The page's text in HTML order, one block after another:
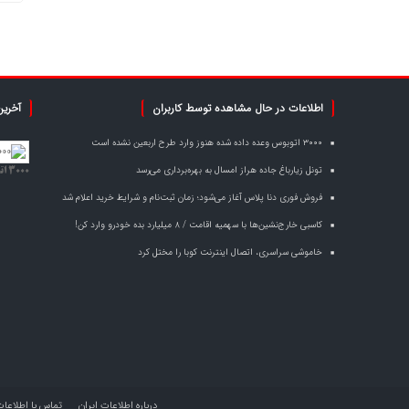
اطلاعات در حال مشاهده توسط کاربران
۳۰۰۰ اتوبوس وعده داده شده هنوز وارد طرح اربعین نشده است
تونل زیارباغ جاده هراز امسال به بهره‌برداری می‌رسد
فروش فوری دنا پلاس آغاز می‌شود؛ زمان ثبت‌نام و شرایط خرید اعلام شد
کاسبی خارج‌نشین‌ها با سهمیه اقامت / ۸ میلیارد بده خودرو وارد کن!
خاموشی سراسری، اتصال اینترنت کوبا را مختل کرد
۳۰۰۰ اتوبوس وعده داده شده هنوز وارد طرح اربعین نشده است